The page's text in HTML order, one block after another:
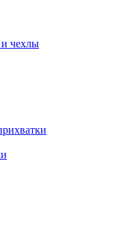
чехлы